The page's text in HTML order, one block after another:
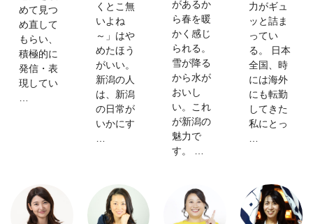
めて見つ
め直して
もらい、
積極的に
発信・表
現してい
くとこ無
いよね
～」はや
めたほう
がいい。
新潟の人
は、新潟
の日常が
いかにす
があるか
ら春を暖
かく感じ
られる。
雪が降る
から水が
おいし
い。これ
が新潟の
魅力で
す。 …
力がギュ
ッと詰ま
ってい
る。 日本
全国、時
には海外
にも転勤
してきた
私にとっ